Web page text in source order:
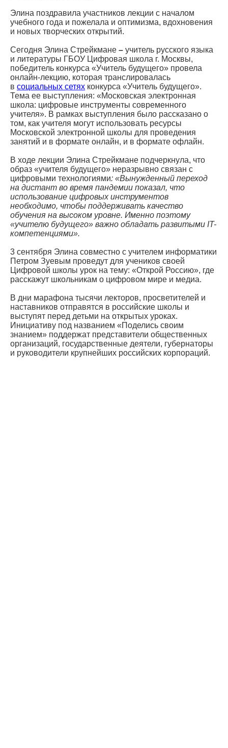
Элина поздравила участников лекции с началом
учебного года и пожелала и оптимизма, вдохновения
и новых творческих открытий.
Сегодня Элина Стрейкмане – учитель русского языка
и литературы ГБОУ Цифровая школа г. Москвы,
победитель конкурса «Учитель будущего» провела
онлайн-лекцию, которая транслировалась
в социальных сетях конкурса «Учитель будущего».
Тема ее выступления: «Московская электронная
школа: цифровые инструменты современного
учителя». В рамках выступления было рассказано о
том, как учителя могут использовать ресурсы
Московской электронной школы для проведения
занятий и в формате онлайн, и в формате офлайн.
В ходе лекции Элина Стрейкмане подчеркнула, что
образ «учителя будущего» неразрывно связан с
цифровыми технологиями: «Вынужденный переход
на дистант во время пандемии показал, что
использование цифровых инструментов
необходимо, чтобы поддерживать качество
обучения на высоком уровне. Именно поэтому
«учителю будущего» важно обладать развитыми IT-
компетенциями».
3 сентября Элина совместно с учителем информатики
Петром Зуевым проведут для учеников своей
Цифровой школы урок на тему: «Открой Россию», где
расскажут школьникам о цифровом мире и медиа.
В дни марафона тысячи лекторов, просветителей и
наставников отправятся в российские школы и
выступят перед детьми на открытых уроках.
Инициативу под названием «Поделись своим
знанием» поддержат представители общественных
организаций, государственные деятели, губернаторы
и руководители крупнейших российских корпораций.